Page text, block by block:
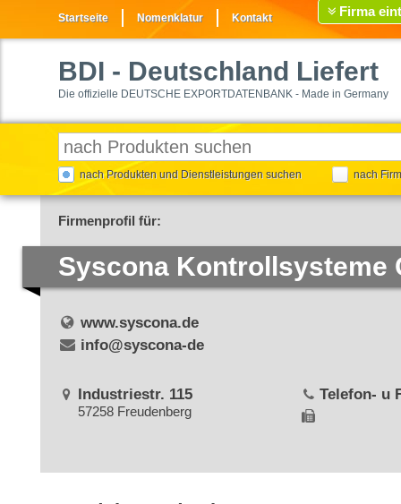
Startseite Nomenklatur Kontakt Firma
BDI - Deutschland Liefert
Die offizielle DEUTSCHE EXPORTDATENBANK - Made in Germany
nach Produkten und Dienstleistungen suchen nach
Firmenprofil für:
Syscona Kontrollsysteme
www.syscona.de
info@syscona-de
Industriestr. 115
57258 Freudenberg
Telefon- u